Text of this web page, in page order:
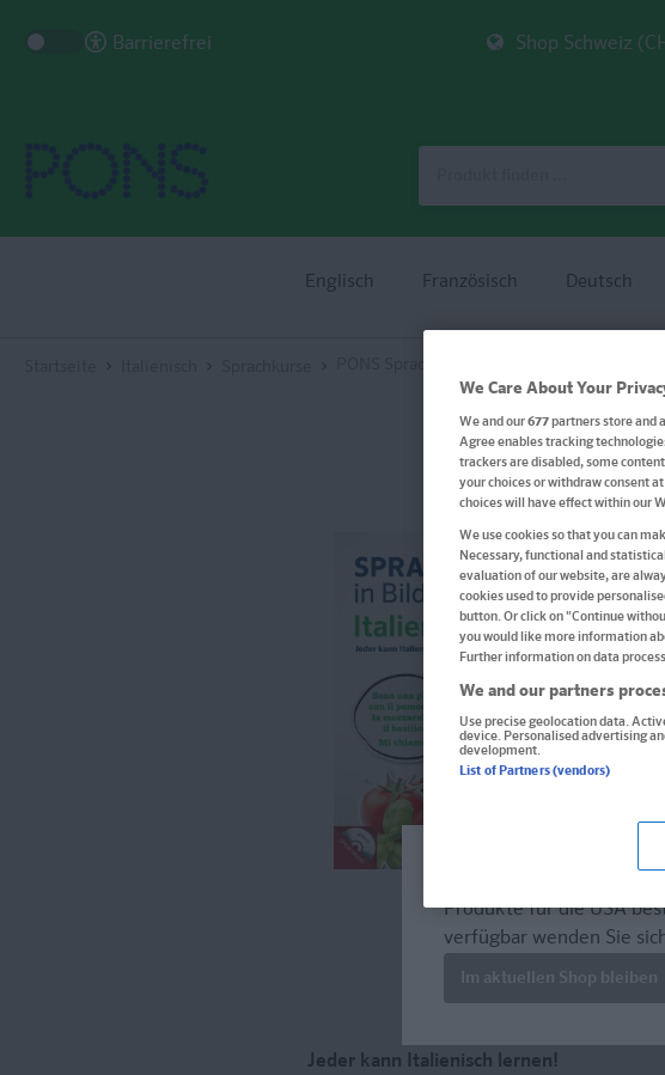
Barrierefrei Shop Schweiz
Englisch Französisch Deutsch
Jeder kann Italienisch lernen!
Produkte für die USA
verfügbar wenden Sie
Im aktuellen Shop bleiben
We Care About Your
We and our677partners store and
Agree enables tracking
trackers are disabled, some
your choices or withdraw consent
choices will have effect within our
We use cookies so that you can
Necessary, functional and
evaluation of our website, are
cookies used to provide
button. Or click on "Continue
you would like more information
Further information on data
We and our partners
Use precise geolocation data.
device. Personalised advertising
development.
List of Partners (vendors)